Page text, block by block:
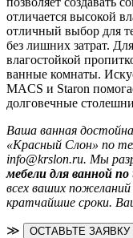
отличается высокой
отличный выбор для
без лишних затрат.
влагостойкой
ванные комнаты.
MACS и Staron
долговечные
Ваша ванная
«Красный Слон» по
info@krslon.ru. Мы
мебели для ванной
всех ваших пожеланий
кратчайшие сроки.
≫ ОСТАВЬТЕ ЗАЯВКУ